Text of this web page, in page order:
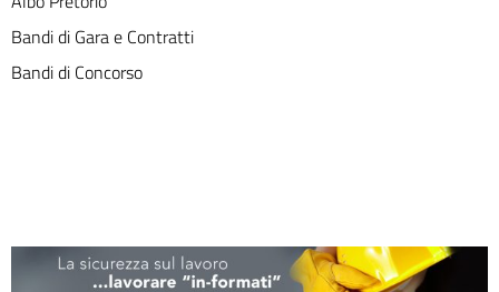
Bandi di Gara e Contratti
Bandi di Concorso